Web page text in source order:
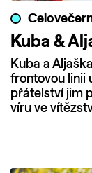
Kuba &
Kuba a
frontovou linii
přátelství jim
víru ve